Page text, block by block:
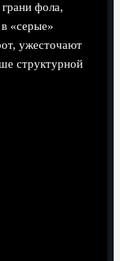
фола,
«серые»
ужесточают
структурной